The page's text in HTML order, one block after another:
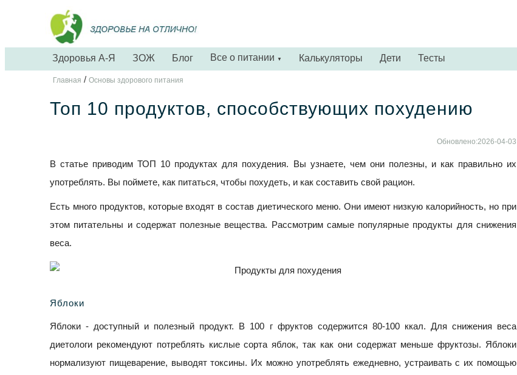
Здоровья А-Я ЗОЖ Блог Все о питании ▼ Калькуляторы Дети Тесты
Главная / Основы здорового питания
Топ 10 продуктов, способствующих похудению
Обновлено:2026-04-03
В статье приводим ТОП 10 продуктах для похудения. Вы узнаете, чем они полезны, и как правильно их
употреблять. Вы поймете, как питаться, чтобы похудеть, и как составить свой рацион.
Есть много продуктов, которые входят в состав диетического меню. Они имеют низкую калорийность, но при
этом питательны и содержат полезные вещества. Рассмотрим самые популярные продукты для снижения
веса.
Яблоки
Яблоки - доступный и полезный продукт. В 100 г фруктов содержится 80-100 ккал. Для снижения веса
диетологи рекомендуют потреблять кислые сорта яблок, так как они содержат меньше фруктозы. Яблоки
нормализуют пищеварение, выводят токсины. Их можно употреблять ежедневно, устраивать с их помощью